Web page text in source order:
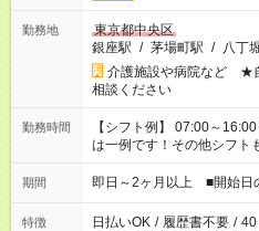
勤務地
東京都中央区
銀座駅 / 茅場町駅 / 八丁
介護施設や病院など ★
相談ください
勤務時間
【シフト例】 07:00～16:00
は一例です！その他シフト
期間 即日～2ヶ月以上 ■開始日
特徴 日払いOK / 履歴書不要 / 40